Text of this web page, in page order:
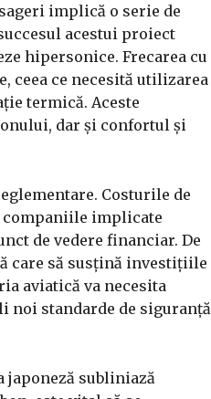
implică o serie de
acestui proiect
hipersonice. Frecarea cu
ceea ce necesită utilizarea
termică. Aceste
dar și confortul și
Costurile de
companiile implicate
de vedere financiar. De
care să susțină investițiile
aviatică va necesita
noi standarde de siguranță
japoneză subliniază